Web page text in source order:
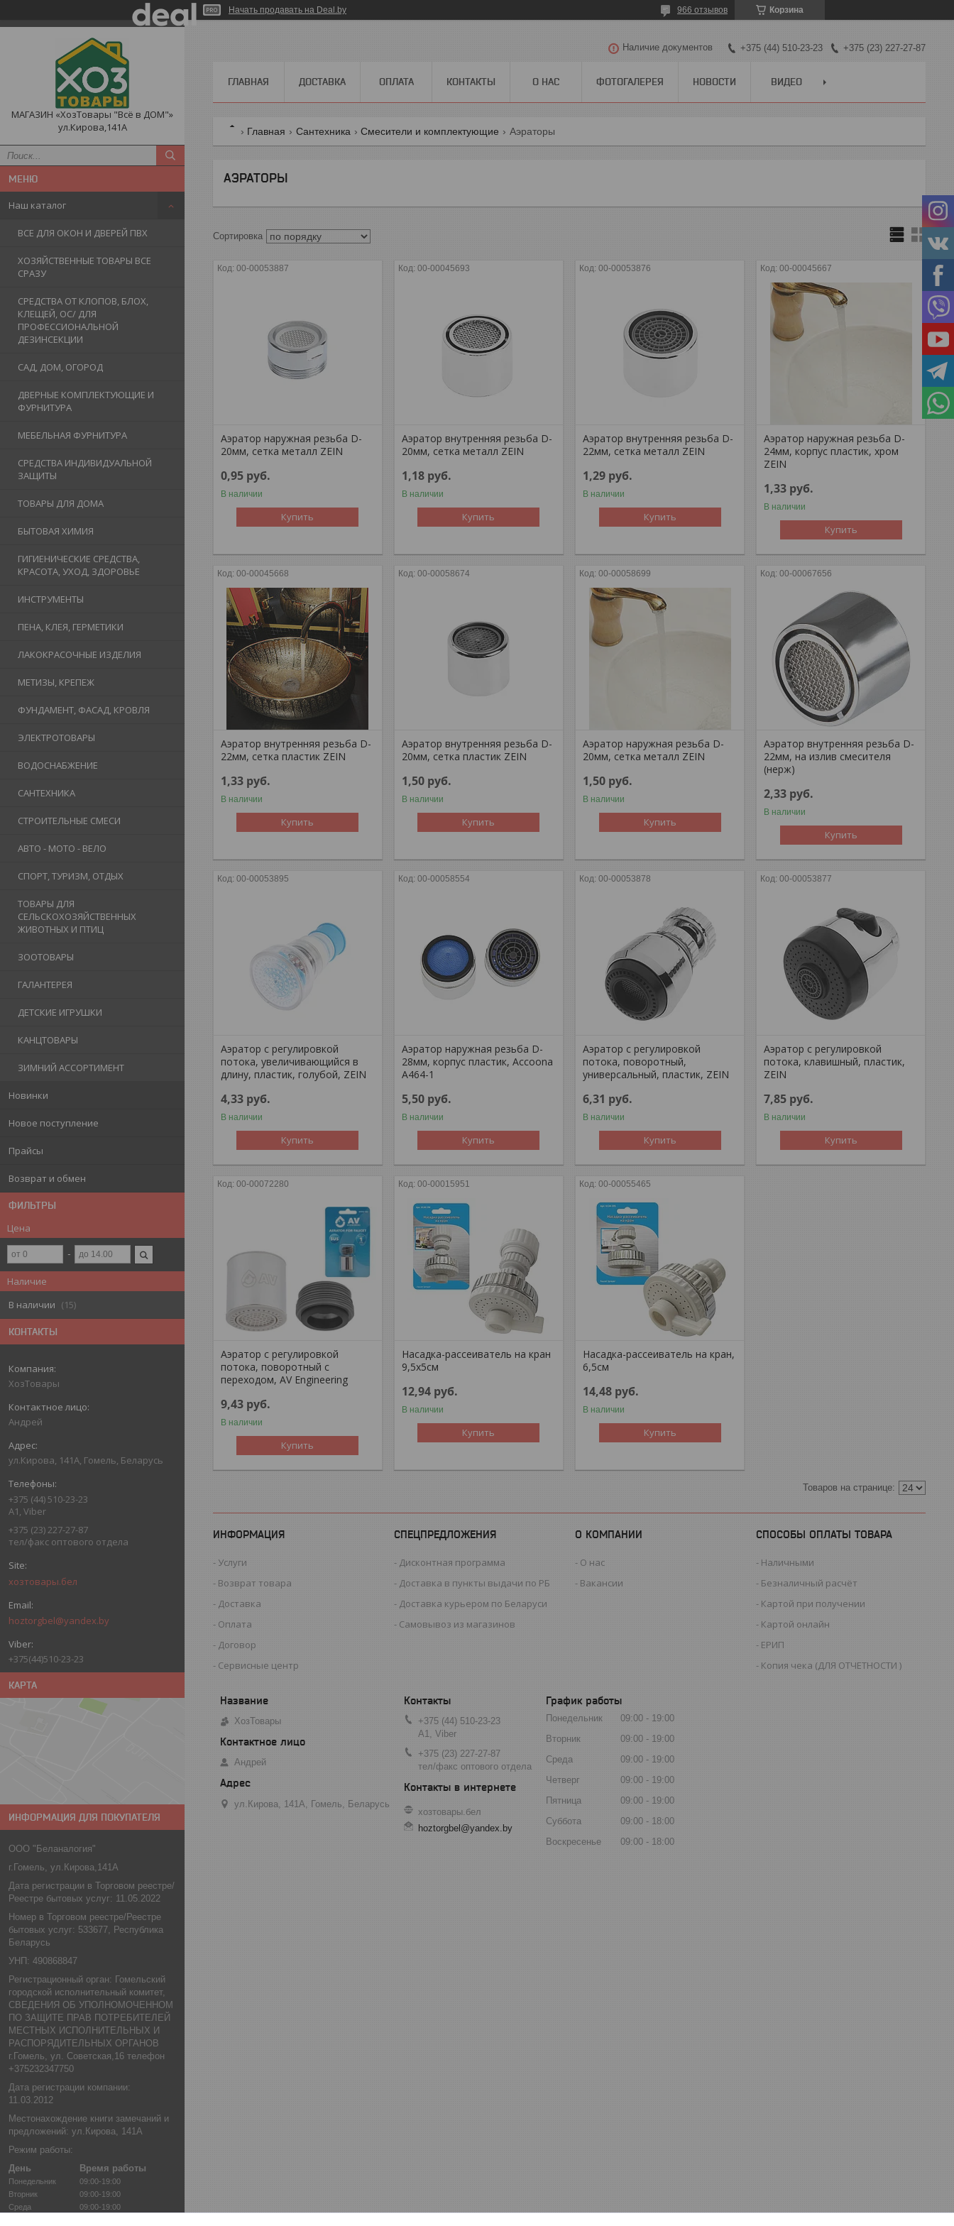
Начать продавать на Deal.by Корзина
966 отзывов
МАГАЗИН «ХозТовары "Всё в ДОМ"»
ул.Кирова,141А
Наш каталог
ВСЕ ДЛЯ ОКОН И ДВЕРЕЙ ПВХ
ХОЗЯЙСТВЕННЫЕ ТОВАРЫ ВСЕ
СРАЗУ
СРЕДСТВА ОТ КЛОПОВ, БЛОХ,
КЛЕЩЕЙ, ОС/ ДЛЯ
ПРОФЕССИОНАЛЬНОЙ
ДЕЗИНСЕКЦИИ
САД, ДОМ, ОГОРОД
ДВЕРНЫЕ КОМПЛЕКТУЮЩИЕ И
ФУРНИТУРА
МЕБЕЛЬНАЯ ФУРНИТУРА
СРЕДСТВА ИНДИВИДУАЛЬНОЙ
ЗАЩИТЫ
ТОВАРЫ ДЛЯ ДОМА
БЫТОВАЯ ХИМИЯ
ГИГИЕНИЧЕСКИЕ СРЕДСТВА,
КРАСОТА, УХОД, ЗДОРОВЬЕ
ИНСТРУМЕНТЫ
ПЕНА, КЛЕЯ, ГЕРМЕТИКИ
ЛАКОКРАСОЧНЫЕ ИЗДЕЛИЯ
МЕТИЗЫ, КРЕПЕЖ
ФУНДАМЕНТ, ФАСАД, КРОВЛЯ
ЭЛЕКТРОТОВАРЫ
ВОДОСНАБЖЕНИЕ
САНТЕХНИКА
СТРОИТЕЛЬНЫЕ СМЕСИ
АВТО - МОТО - ВЕЛО
СПОРТ, ТУРИЗМ, ОТДЫХ
ТОВАРЫ ДЛЯ
СЕЛЬСКОХОЗЯЙСТВЕННЫХ
ЖИВОТНЫХ И ПТИЦ
ЗООТОВАРЫ
ГАЛАНТЕРЕЯ
ДЕТСКИЕ ИГРУШКИ
КАНЦТОВАРЫ
ЗИМНИЙ АССОРТИМЕНТ
Новинки
Новое поступление
Прайсы
Возврат и обмен
ФИЛЬТРЫ
Цена
Наличие
В наличии
15
КОНТАКТЫ
ХозТовары
Андрей
ул.Кирова, 141А, Гомель, Беларусь
+375 (44) 510-23-23
А1, Viber
+375 (23) 227-27-87
тел/факс оптового отдела
хозтовары.бел
hoztorgbel@yandex.by
+375(44)510-23-23
КАРТА
ИНФОРМАЦИЯ ДЛЯ ПОКУПАТЕЛЯ
ООО "Беланалогия"
г.Гомель, ул.Кирова,141А
Дата регистрации в Торговом реестре/
Реестре бытовых услуг: 11.05.2022
Номер в Торговом реестре/Реестре
бытовых услуг: 533677, Республика
Беларусь
УНП: 490868847
Регистрационный орган: Гомельский
городской исполнительный комитет,
СВЕДЕНИЯ ОБ УПОЛНОМОЧЕННОМ
ПО ЗАЩИТЕ ПРАВ ПОТРЕБИТЕЛЕЙ
МЕСТНЫХ ИСПОЛНИТЕЛЬНЫХ И
РАСПОРЯДИТЕЛЬНЫХ ОРГАНОВ
г.Гомель, ул. Советская,16 телефон
+375232347750
Дата регистрации компании:
11.03.2012
Местонахождение книги замечаний и
предложений: ул.Кирова, 141А
Режим работы:
День
Время работы
Понедельник
09:00-19:00
Вторник
09:00-19:00
Среда
09:00-19:00
Наличие документов +375 (44) 510-23-23 +375 (23) 227-27-87
ГЛАВНАЯ ДОСТАВКА ОПЛАТА КОНТАКТЫ О НАС ФОТОГАЛЕРЕЯ НОВОСТИ ВИДЕО
Главная Сантехника Смесители и комплектующие Аэраторы
АЭРАТОРЫ
00-00053887
Аэратор наружная резьба D-
20мм, сетка металл ZEIN
0,95 руб.
В наличии
Купить
00-00045693
Аэратор внутренняя резьба D-
20мм, сетка металл ZEIN
1,18 руб.
В наличии
Купить
00-00053876
Аэратор внутренняя резьба D-
22мм, сетка металл ZEIN
1,29 руб.
В наличии
Купить
00-00045667
Аэратор наружная резьба D-
24мм, корпус пластик, хром
ZEIN
1,33 руб.
В наличии
Купить
00-00045668
Аэратор внутренняя резьба D-
22мм, сетка пластик ZEIN
1,33 руб.
В наличии
Купить
00-00058674
Аэратор внутренняя резьба D-
20мм, сетка пластик ZEIN
1,50 руб.
В наличии
Купить
00-00058699
Аэратор наружная резьба D-
20мм, сетка металл ZEIN
1,50 руб.
В наличии
Купить
00-00067656
Аэратор внутренняя резьба D-
22мм, на излив смесителя
(нерж)
2,33 руб.
В наличии
Купить
00-00053895
Аэратор с регулировкой
потока, увеличивающийся в
длину, пластик, голубой, ZEIN
4,33 руб.
В наличии
Купить
00-00058554
Аэратор наружная резьба D-
28мм, корпус пластик, Accoona
А464-1
5,50 руб.
В наличии
Купить
00-00053878
Аэратор с регулировкой
потока, поворотный,
универсальный, пластик, ZEIN
6,31 руб.
В наличии
Купить
00-00053877
Аэратор с регулировкой
потока, клавишный, пластик,
ZEIN
7,85 руб.
В наличии
Купить
00-00072280
Аэратор с регулировкой
потока, поворотный с
переходом, AV Engineering
9,43 руб.
В наличии
Купить
00-00015951
Насадка-рассеиватель на кран
9,5x5см
12,94 руб.
В наличии
Купить
00-00055465
Насадка-рассеиватель на кран,
6,5см
14,48 руб.
В наличии
Купить
ИНФОРМАЦИЯ
Услуги
Возврат товара
Доставка
Оплата
Договор
Сервисные центр
СПЕЦПРЕДЛОЖЕНИЯ
Дисконтная программа
Доставка в пункты выдачи по РБ
Доставка курьером по Беларуси
Самовывоз из магазинов
О КОМПАНИИ
О нас
Вакансии
СПОСОБЫ ОПЛАТЫ ТОВАРА
Наличными
Безналичный расчёт
Картой при получении
Картой онлайн
ЕРИП
Копия чека (ДЛЯ ОТЧЕТНОСТИ )
ХозТовары
Андрей
ул.Кирова, 141А, Гомель, Беларусь
+375 (44) 510-23-23
А1, Viber
+375 (23) 227-27-87
тел/факс оптового отдела
хозтовары.бел
hoztorgbel@yandex.by
График работы
Понедельник 09:00
19:00
Вторник
09:00
19:00
Среда
09:00
19:00
Четверг
09:00
19:00
Пятница
09:00
19:00
Суббота
09:00
18:00
Воскресенье
09:00 18:00